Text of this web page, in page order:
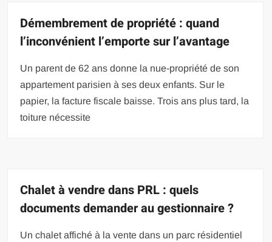
Démembrement de propriété : quand
l’inconvénient l’emporte sur l’avantage
Un parent de 62 ans donne la nue-propriété de son
appartement parisien à ses deux enfants. Sur le
papier, la facture fiscale baisse. Trois ans plus tard, la
toiture nécessite
Chalet à vendre dans PRL : quels
documents demander au gestionnaire ?
Un chalet affiché à la vente dans un parc résidentiel